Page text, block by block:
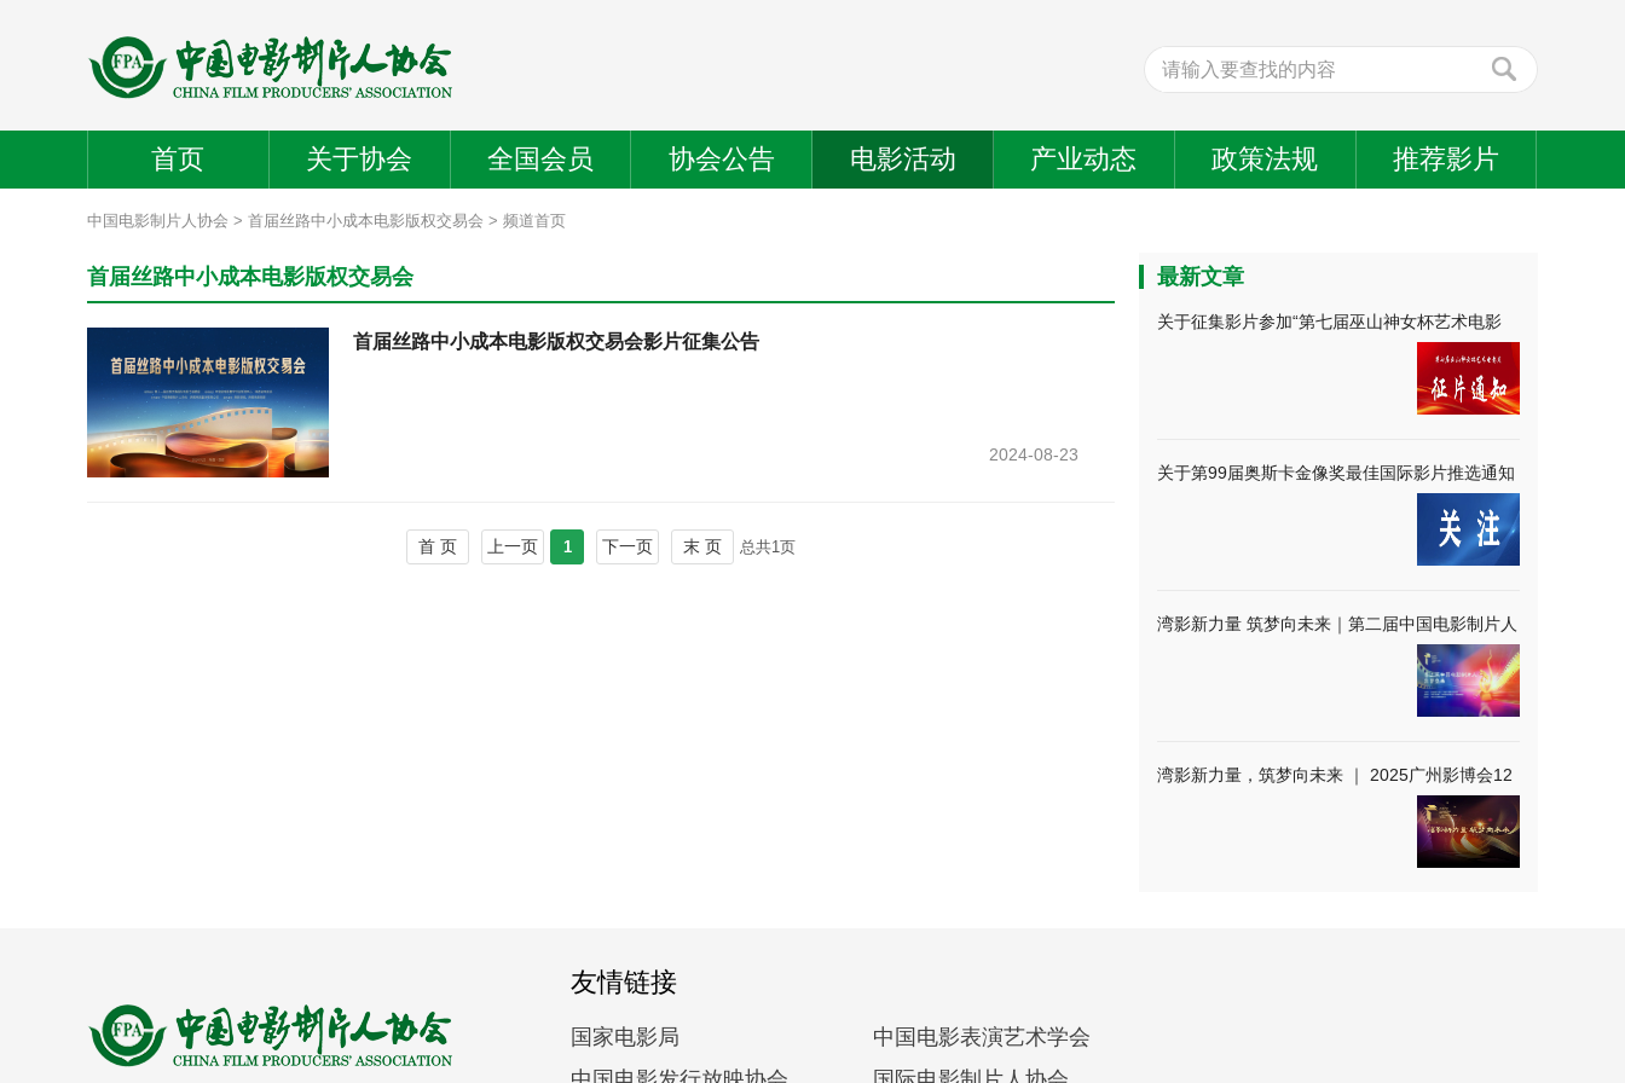
首页 关于协会 全国会员 协会公告 电影活动 产业动态 政策法规 推荐影片
中国电影制片人协会 > 首届丝路中小成本电影版权交易会 > 频道首页
首届丝路中小成本电影版权交易会
首届丝路中小成本电影版权交易会影片征集公告
2024-08-23
首 页 上一页 1 下一页 末 页 总共1页
最新文章
关于征集影片参加“第七届巫山神女杯艺术电影
关于第99届奥斯卡金像奖最佳国际影片推选通知
湾影新力量 筑梦向未来｜第二届中国电影制片人
湾影新力量，筑梦向未来 ｜ 2025广州影博会12
友情链接
国家电影局
中国电影表演艺术学会